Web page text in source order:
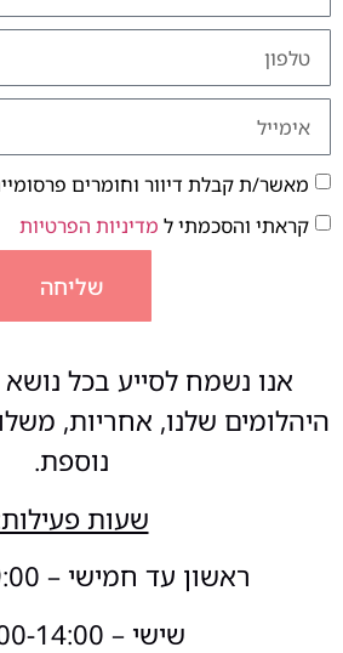
מאשר/ת קבלת דיוור וחומרים
קראתי והסכמתי ל מדיניות הפרטיות
שליחה
אנו נשמח לסייע בכל נושא
היהלומים שלנו, אחריות,
נוספת.
שעות
ראשון עד חמישי – 08:00-19:00
שישי – 08:00-14:00